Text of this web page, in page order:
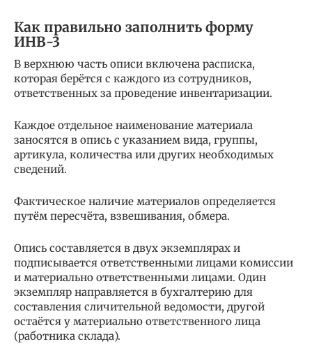
Как правильно заполнить форму
ИНВ-3
В верхнюю часть описи включена расписка,
которая берётся с каждого из сотрудников,
ответственных за проведение инвентаризации.
Каждое отдельное наименование материала
заносятся в опись с указанием вида, группы,
артикула, количества или других необходимых
сведений.
Фактическое наличие материалов определяется
путём пересчёта, взвешивания, обмера.
Опись составляется в двух экземплярах и
подписывается ответственными лицами комиссии
и материально ответственными лицами. Один
экземпляр направляется в бухгалтерию для
составления сличительной ведомости, другой
остаётся у материально ответственного лица
(работника склада).